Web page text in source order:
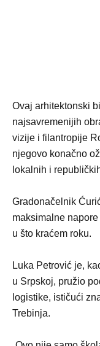
Ovaj arhitektonski
najsavremenijih
vizije i filantropije
njegovo konačno
lokalnih i
Gradonačelnik
maksimalne
u što kraćem roku.
Luka Petrović je,
u Srpskoj, pružio
logistike, ističući
Trebinja.